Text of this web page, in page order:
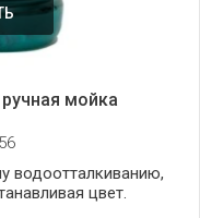
мойка
водоотталкиванию,
цвет.